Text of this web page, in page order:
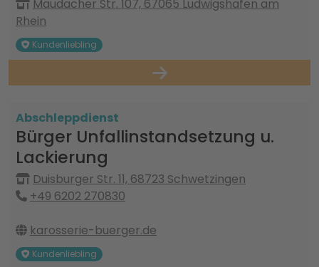
Maudacher Str. 107, 67065 Ludwigshafen am
Rhein
Kundenliebling
Abschleppdienst
Bürger Unfallinstandsetzung u.
Lackierung
Duisburger Str. 11, 68723 Schwetzingen
+49 6202 270830
karosserie-buerger.de
Kundenliebling